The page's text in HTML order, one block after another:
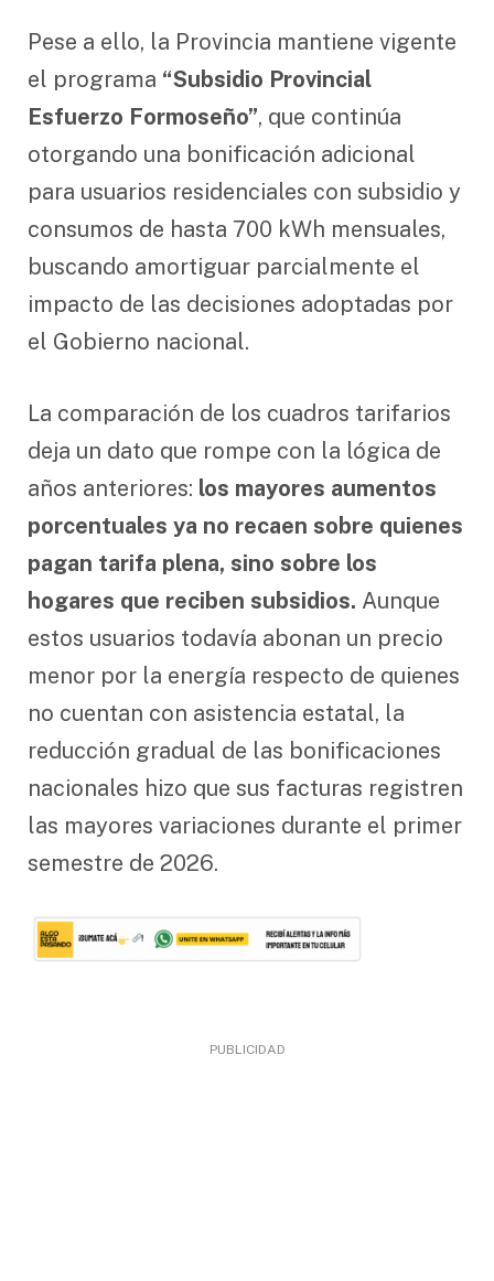
Pese a ello, la Provincia mantiene vigente
el programa “Subsidio Provincial
Esfuerzo Formoseño”, que continúa
otorgando una bonificación adicional
para usuarios residenciales con subsidio y
consumos de hasta 700 kWh mensuales,
buscando amortiguar parcialmente el
impacto de las decisiones adoptadas por
el Gobierno nacional.
La comparación de los cuadros tarifarios
deja un dato que rompe con la lógica de
años anteriores: los mayores aumentos
porcentuales ya no recaen sobre quienes
pagan tarifa plena, sino sobre los
hogares que reciben subsidios. Aunque
estos usuarios todavía abonan un precio
menor por la energía respecto de quienes
no cuentan con asistencia estatal, la
reducción gradual de las bonificaciones
nacionales hizo que sus facturas registren
las mayores variaciones durante el primer
semestre de 2026.
PUBLICIDAD